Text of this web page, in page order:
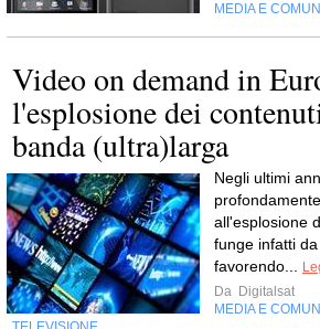
MEDIA E
Video on demand in
l'esplosione dei
banda (ultra)larga
Negli ultimi
all'esplosione
funge infatti
favorendo...
Da Digitalsat
MEDIA E